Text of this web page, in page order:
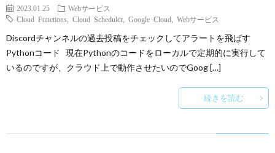
2023.01.25
Webサービス
Cloud Functions
Cloud Scheduler Google Cloud Webサービス
Discordチャンネルの過去投稿をチェックしてアラートを飛ばす
Pythonコード 現在Pythonのコードをローカルで定期的に実行して
いるのですが、クラウド上で動作させたいのでGoog […]
続きを読む